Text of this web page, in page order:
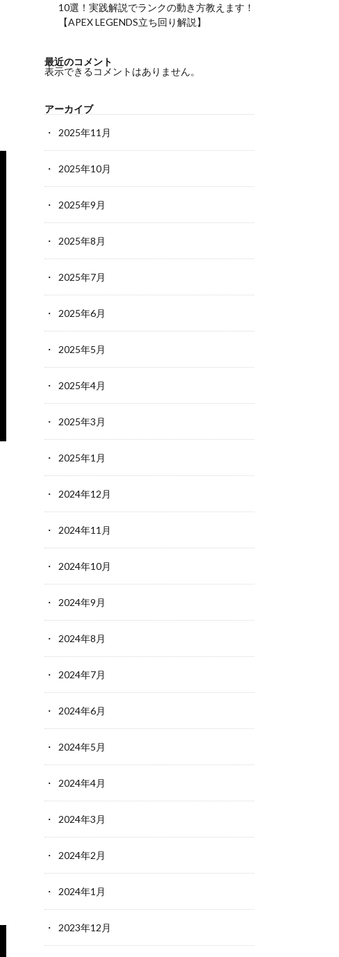
10選！実践解説でランクの動き方教えます！
【APEX LEGENDS立ち回り解説】
最近のコメント
表示できるコメントはありません。
アーカイブ
2025年11月
2025年10月
2025年9月
2025年8月
2025年7月
2025年6月
2025年5月
2025年4月
2025年3月
2025年1月
2024年12月
2024年11月
2024年10月
2024年9月
2024年8月
2024年7月
2024年6月
2024年5月
2024年4月
2024年3月
2024年2月
2024年1月
2023年12月